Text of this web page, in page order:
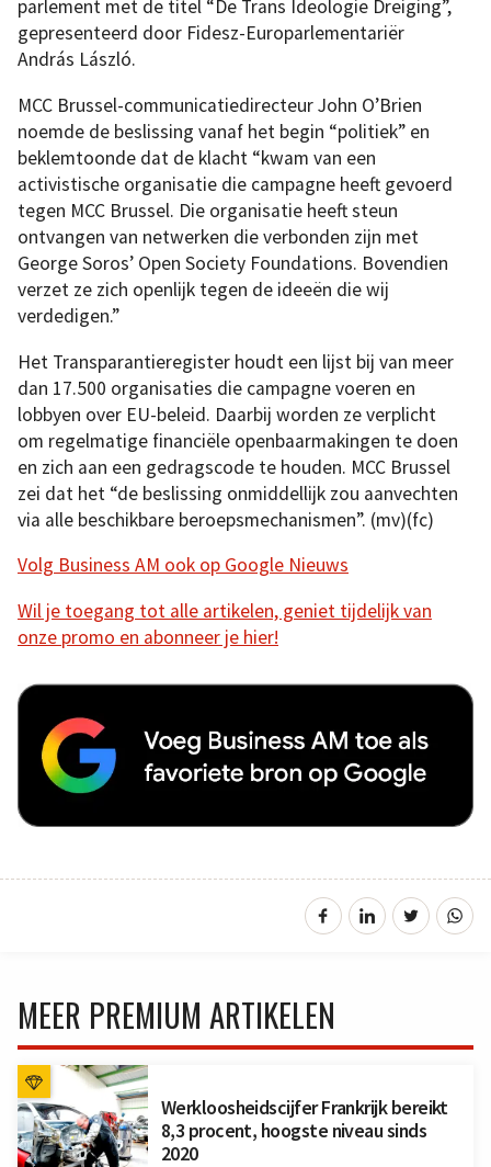
parlement met de titel “De Trans Ideologie Dreiging”,
gepresenteerd door Fidesz-Europarlementariër
András László.
MCC Brussel-communicatiedirecteur John O’Brien
noemde de beslissing vanaf het begin “politiek” en
beklemtoonde dat de klacht “kwam van een
activistische organisatie die campagne heeft gevoerd
tegen MCC Brussel. Die organisatie heeft steun
ontvangen van netwerken die verbonden zijn met
George Soros’ Open Society Foundations. Bovendien
verzet ze zich openlijk tegen de ideeën die wij
verdedigen.”
Het Transparantieregister houdt een lijst bij van meer
dan 17.500 organisaties die campagne voeren en
lobbyen over EU-beleid. Daarbij worden ze verplicht
om regelmatige financiële openbaarmakingen te doen
en zich aan een gedragscode te houden. MCC Brussel
zei dat het “de beslissing onmiddellijk zou aanvechten
via alle beschikbare beroepsmechanismen”. (mv)(fc)
Volg Business AM ook op Google Nieuws
Wil je toegang tot alle artikelen, geniet tijdelijk van
onze promo en abonneer je hier!
MEER PREMIUM ARTIKELEN
Werkloosheidscijfer Frankrijk bereikt
8,3 procent, hoogste niveau sinds
2020